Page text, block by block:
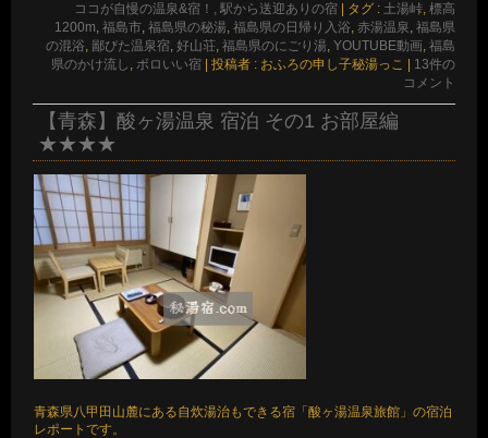
ココが自慢の温泉&宿！, 駅から送迎ありの宿
タグ : 土湯峠, 標高
1200m, 福島市, 福島県の秘湯, 福島県の日帰り入浴, 赤湯温泉, 福島県
の混浴, 鄙びた温泉宿, 好山荘, 福島県のにごり湯, YOUTUBE動画, 福島
県のかけ流し , ボロいい宿 投稿者 : おふろの申し子秘湯っこ
13件の
コメント
【青森】酸ヶ湯温泉 宿泊 その1 お部屋編
★★★★
青森県八甲田山麓にある自炊湯治もできる宿「酸ヶ湯温泉旅館」の宿泊
レポートです。